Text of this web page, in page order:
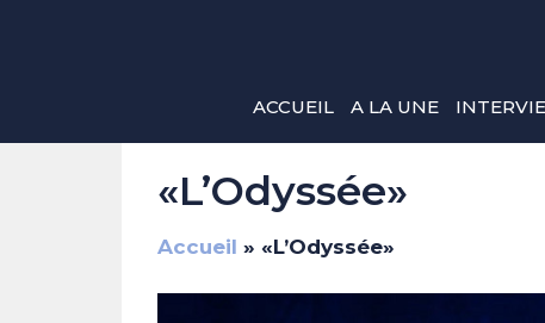
ACCUEIL A LA UNE
«L’Odyssée»
Accueil » «L’Odyssée»